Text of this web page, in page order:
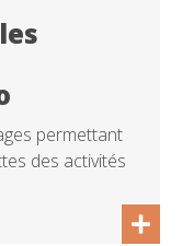
permettant
des activités